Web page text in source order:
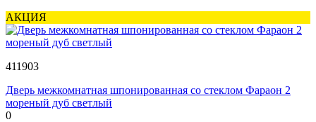
АКЦИЯ
411903
Дверь межкомнатная шпонированная со стеклом Фараон 2
мореный дуб светлый
0